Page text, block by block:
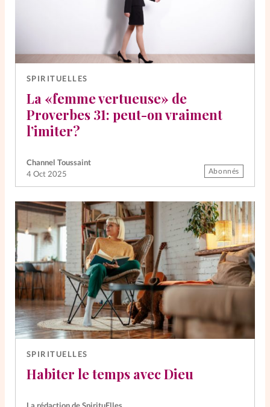
SPIRITUELLES
La «femme vertueuse» de
Proverbes 31: peut-on vraiment
l’imiter?
Channel Toussaint
4 Oct 2025
Abonnés
SPIRITUELLES
Habiter le temps avec Dieu